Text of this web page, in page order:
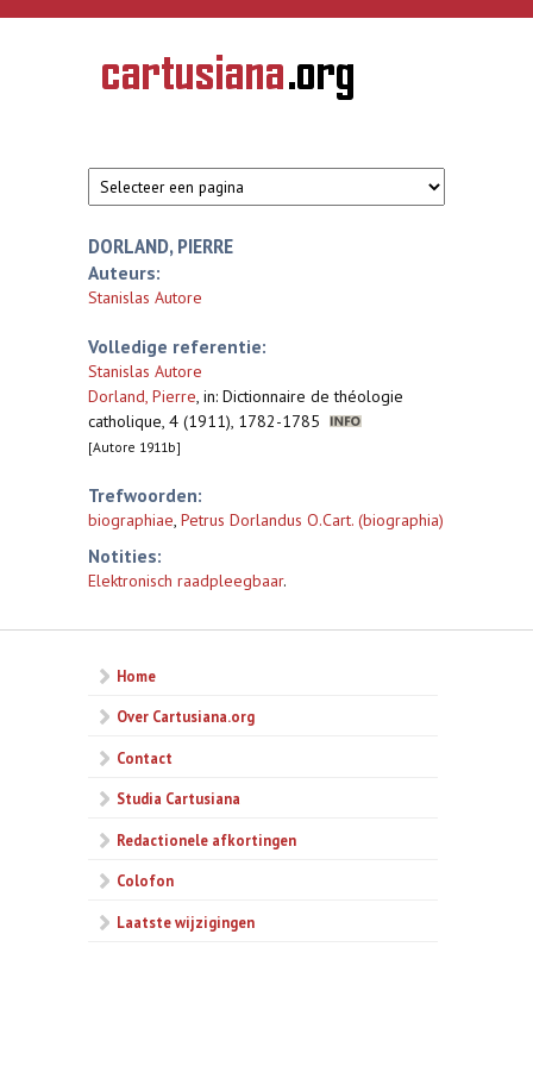
Overslaan en naar de inhoud gaan
CARTUSIANA
Geschiedenis
van de
DORLAND, PIERRE
Auteurs:
Stanislas Autore
Volledige referentie:
Stanislas Autore
Dorland, Pierre, in: Dictionnaire de théologie
catholique, 4 (1911), 1782-1785
[Autore 1911b]
Trefwoorden:
biographiae, Petrus Dorlandus O.Cart. (biographia)
Notities:
Elektronisch raadpleegbaar.
Home
Over Cartusiana.org
Contact
Studia Cartusiana
Redactionele afkortingen
Colofon
Laatste wijzigingen